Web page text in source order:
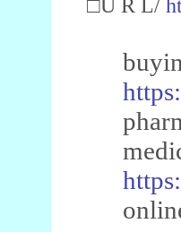
□U R L/